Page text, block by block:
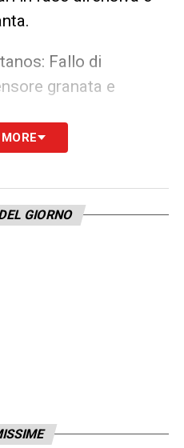
Fallo di
granata e
Fallo del difensore
TOP NEWS
GIORNO